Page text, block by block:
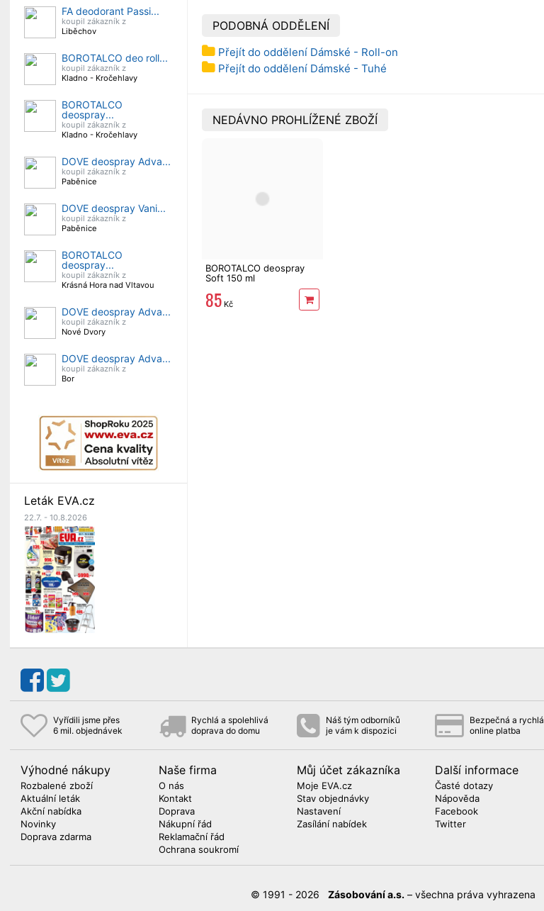
FA deodorant Passi...
koupil zákazník z
Liběchov
BOROTALCO deo roll...
koupil zákazník z
Kladno - Kročehlavy
BOROTALCO
deospray...
koupil zákazník z
Kladno - Kročehlavy
DOVE deospray Adva...
koupil zákazník z
Paběnice
DOVE deospray Vani...
koupil zákazník z
Paběnice
BOROTALCO
deospray...
koupil zákazník z
Krásná Hora nad Vltavou
DOVE deospray Adva...
koupil zákazník z
Nové Dvory
DOVE deospray Adva...
koupil zákazník z
Bor
Leták EVA.cz
22.7. - 10.8.2026
PODOBNÁ ODDĚLENÍ
Přejít do oddělení Dámské - Roll-on
Přejít do oddělení Dámské - Tuhé
NEDÁVNO PROHLÍŽENÉ ZBOŽÍ
BOROTALCO deospray
Soft 150 ml
85 Kč
Vyřídili jsme přes
6 mil. objednávek
Rychlá a spolehlivá
doprava do domu
Náš tým odborníků
je vám k dispozici
Bezpečná a rychlá
online platba
Výhodné nákupy
Rozbalené zboží
Aktuální leták
Akční nabídka
Novinky
Doprava zdarma
Naše firma
O nás
Kontakt
Doprava
Nákupní řád
Reklamační řád
Ochrana soukromí
Můj účet zákazníka
Moje EVA.cz
Stav objednávky
Nastavení
Zasílání nabídek
Další informace
Časté dotazy
Nápověda
Facebook
Twitter
© 1991 - 2026 Zásobování a.s. – všechna práva vyhrazena